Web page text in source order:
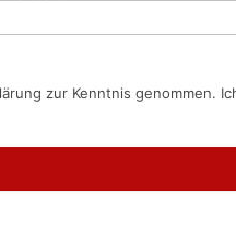
zur Kenntnis genommen.